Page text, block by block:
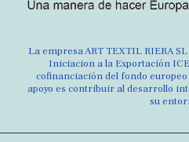
La empresa ART TEXTIL RIERA
Iniciacion a la Exportación
cofinanciación del fondo
apoyo es contribuir al desarrollo
su